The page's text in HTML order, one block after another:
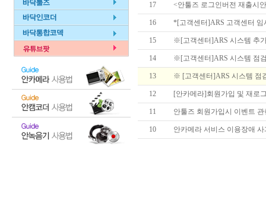
17 <안툴즈 로그인버전 재출시
16 *[고객센터]ARS 고객센터 임
15 ※[고객센터]ARS 시스템 추
14 ※[고객센터]ARS 시스템 점
13 ※ [고객센터]ARS 시스템 점
12 [안카메라]회원가입 및 재로
11 안툴즈 회원가입시 이벤트
10 안카메라 서비스 이용장애